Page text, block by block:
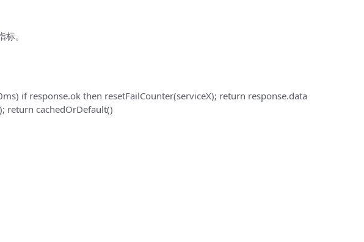
。
if response.ok then resetFailCounter(serviceX); return response.data
return cachedOrDefault()